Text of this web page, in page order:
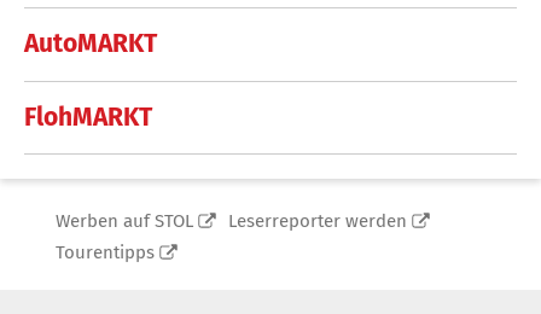
AutoMARKT
FlohMARKT
Werben auf STOL
Leserreporter werden
Tourentipps